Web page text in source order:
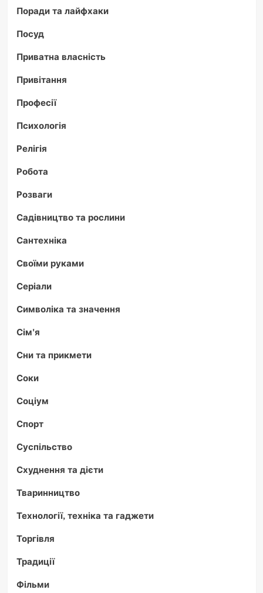
Поради та лайфхаки
Посуд
Приватна власність
Привітання
Професії
Психологія
Релігія
Робота
Розваги
Садівництво та рослини
Сантехніка
Своїми руками
Серіали
Символіка та значення
Сім'я
Сни та прикмети
Соки
Соціум
Спорт
Суспільство
Схуднення та дієти
Тваринництво
Технології, техніка та гаджети
Торгівля
Традиції
Фільми